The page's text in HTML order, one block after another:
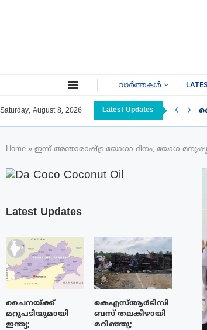
വാർത്തകൾ
Saturday, August 8, 2026 Latest Updates
Home » ഇന്ന് അന്താരാഷ്ട്ര യോഗാ ദിനം; യോഗ
Latest Updates
ചൈനയ്ക്ക്
മറുപടിയുമായി
ഇന്ത്യ;
കെഎസ്ആർടിസി
ബസ് തലകീഴായി
മറിഞ്ഞു;